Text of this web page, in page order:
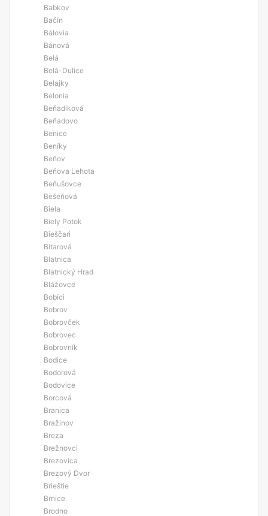
Babkov
Bačín
Bálovia
Bánová
Belá
Belá-Dulice
Belajky
Belonia
Beňadiková
Beňadovo
Benice
Beníky
Beňov
Beňova Lehota
Beňušovce
Bešeňová
Biela
Biely Potok
Bieščari
Bitarová
Blatnica
Blatnický Hrad
Blážovce
Bobíci
Bobrov
Bobrovček
Bobrovec
Bobrovník
Bodice
Bodorová
Bodovice
Borcová
Branica
Bražinov
Breza
Brežnovci
Brezovica
Brezový Dvor
Brieštie
Brnice
Brodno